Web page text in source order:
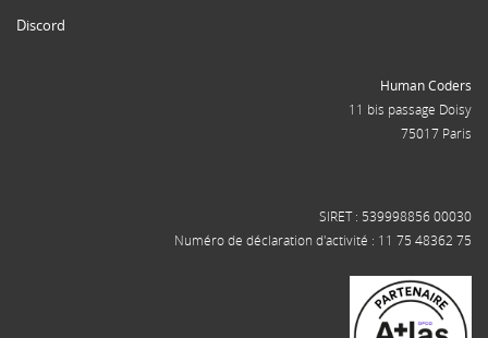
Discord
Human Coders
11 bis passage Doisy
75017 Paris
SIRET : 539998856 00030
Numéro de déclaration d'activité : 11 75 48362 75